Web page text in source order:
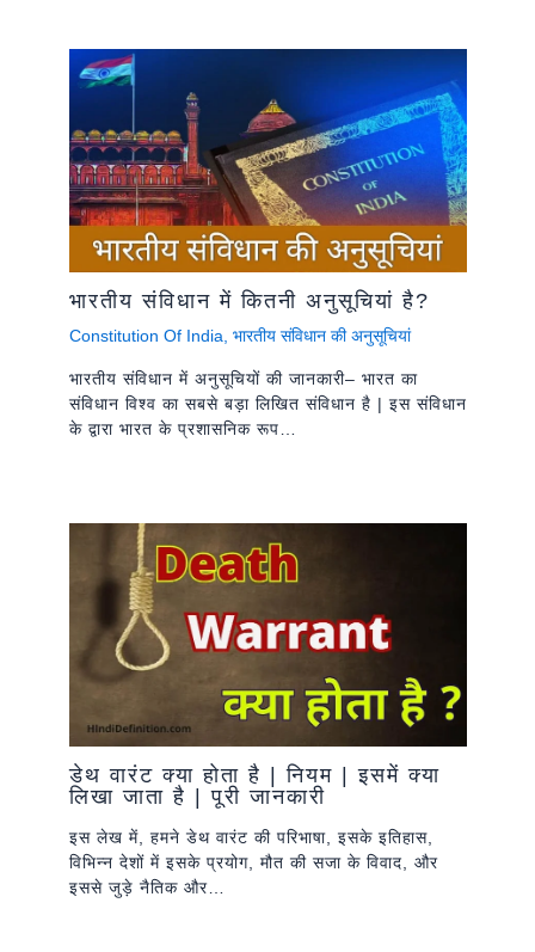
भारतीय संविधान में कितनी अनुसूचियां है?
Constitution Of India, भारतीय संविधान की अनुसूचियां
भारतीय संविधान में अनुसूचियों की जानकारी– भारत का
संविधान विश्व का सबसे बड़ा लिखित संविधान है | इस संविधान
के द्वारा भारत के प्रशासनिक रूप…
डेथ वारंट क्या होता है | नियम | इसमें क्या
लिखा जाता है | पूरी जानकारी
इस लेख में, हमने डेथ वारंट की परिभाषा, इसके इतिहास,
विभिन्न देशों में इसके प्रयोग, मौत की सजा के विवाद, और
इससे जुड़े नैतिक और…